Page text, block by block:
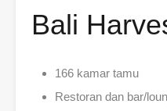
Bali
166 kamar tamu
Restoran dan bar/